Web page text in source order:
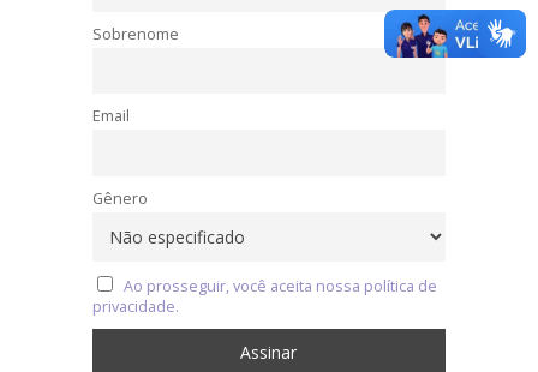
Sobrenome
Email
Gênero
Ao prosseguir, você aceita nossa política de
privacidade.